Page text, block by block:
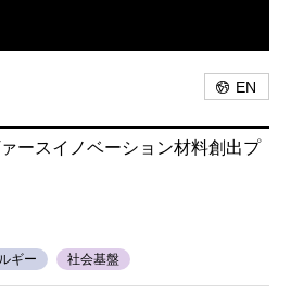
EN
ースイノベーション材料創出プ
ギー 社会基盤